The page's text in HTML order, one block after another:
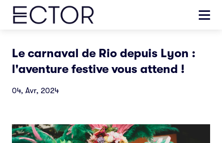
Le carnaval de Rio depuis Lyon :
l'aventure festive vous attend !
04, Avr, 2024